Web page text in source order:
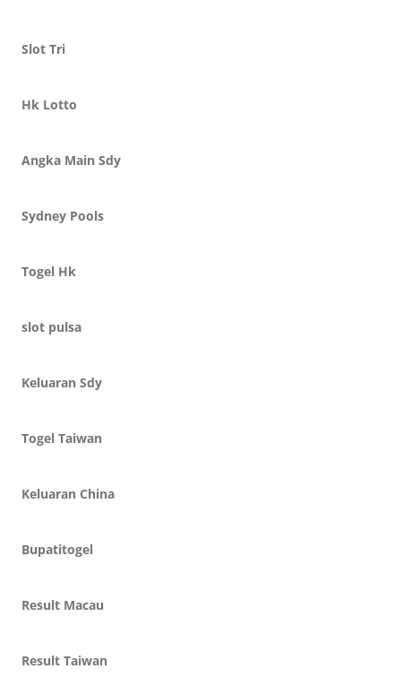
Slot Tri
Hk Lotto
Angka Main Sdy
Sydney Pools
Togel Hk
slot pulsa
Keluaran Sdy
Togel Taiwan
Keluaran China
Bupatitogel
Result Macau
Result Taiwan